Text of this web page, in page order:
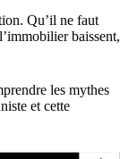
Qu’il ne faut
baissent,
les mythes
et cette